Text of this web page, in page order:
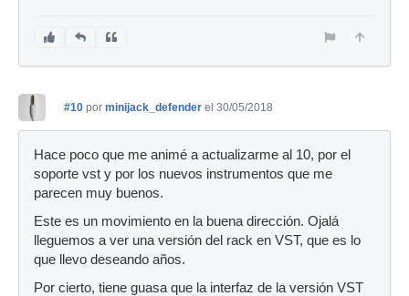
#10 por minijack_defender el 30/05/2018
Hace poco que me animé a actualizarme al 10, por el
soporte vst y por los nuevos instrumentos que me
parecen muy buenos.
Este es un movimiento en la buena dirección. Ojalá
lleguemos a ver una versión del rack en VST, que es lo
que llevo deseando años.
Por cierto, tiene guasa que la interfaz de la versión VST